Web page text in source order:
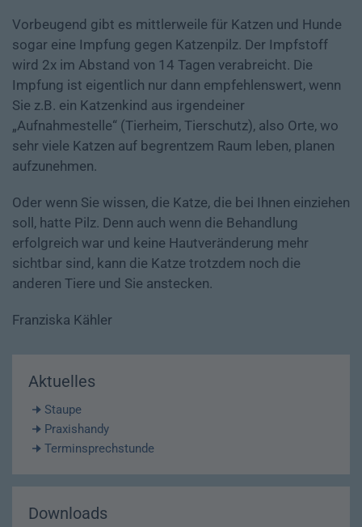
Vorbeugend gibt es mittlerweile für Katzen und Hunde
sogar eine Impfung gegen Katzenpilz. Der Impfstoff
wird 2x im Abstand von 14 Tagen verabreicht. Die
Impfung ist eigentlich nur dann empfehlenswert, wenn
Sie z.B. ein Katzenkind aus irgendeiner
„Aufnahmestelle“ (Tierheim, Tierschutz), also Orte, wo
sehr viele Katzen auf begrentzem Raum leben, planen
aufzunehmen.
Oder wenn Sie wissen, die Katze, die bei Ihnen einziehen
soll, hatte Pilz. Denn auch wenn die Behandlung
erfolgreich war und keine Hautveränderung mehr
sichtbar sind, kann die Katze trotzdem noch die
anderen Tiere und Sie anstecken.
Franziska Kähler
Aktuelles
Staupe
Praxishandy
Terminsprechstunde
Downloads